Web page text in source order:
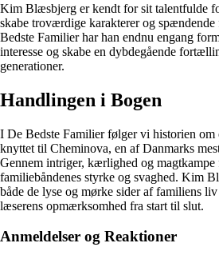
Kim Blæsbjerg er kendt for sit talentfulde
skabe troværdige karakterer og
Bedste Familier har han endnu engang
interesse og skabe en dybdegående
generationer.
Handlingen i Bogen
I De Bedste Familier følger vi historien
knyttet til Cheminova, en af Danmarks
Gennem intriger, kærlighed og
familiebåndenes styrke og svaghed. Kim
både de lyse og mørke sider af familiens
læserens opmærksomhed fra start til slut.
Anmeldelser og Reaktioner